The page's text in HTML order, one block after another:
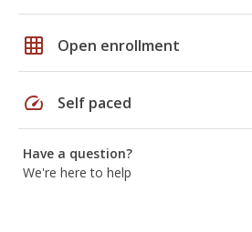
grid_on Open enrollment
speed Self paced
Have a question?
We're here to help